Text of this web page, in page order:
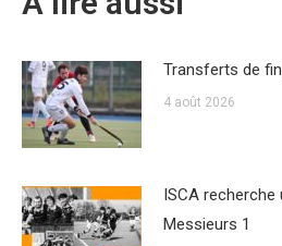
Transferts de
4 août 2026
ISCA
Messieurs 1